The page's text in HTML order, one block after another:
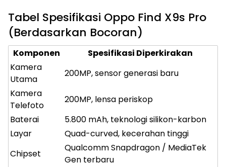
Tabel Spesifikasi Oppo Find X9s Pro
(Berdasarkan Bocoran)
Komponen
Spesifikasi Diperkirakan
Kamera
Utama
200MP, sensor generasi baru
Kamera
Telefoto
200MP, lensa periskop
Baterai
5.800 mAh, teknologi silikon-karbon
Layar
Quad-curved, kecerahan tinggi
Chipset
Qualcomm Snapdragon / MediaTek
Gen terbaru